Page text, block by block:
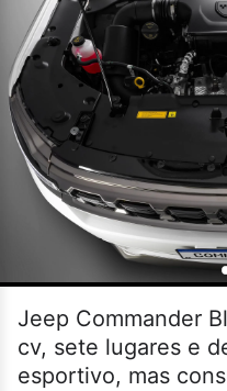
Jeep Commander
cv, sete lugares e
esportivo, mas